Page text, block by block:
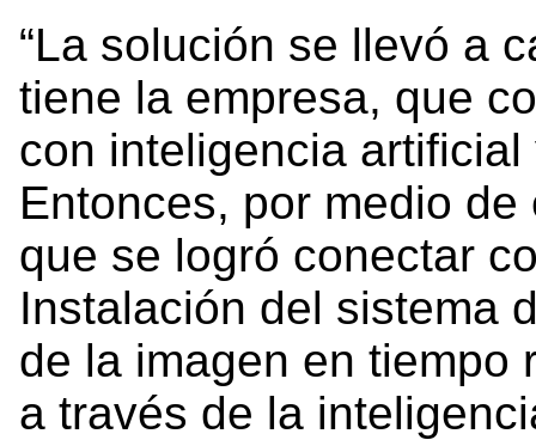
“La solución se llevó a
tiene la empresa, que
con inteligencia
Entonces, por medio
que se logró conectar
Instalación del sistema
de la imagen en tiempo
a través de la